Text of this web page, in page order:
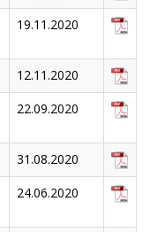
19.11.2020
12.11.2020
22.09.2020
31.08.2020
24.06.2020